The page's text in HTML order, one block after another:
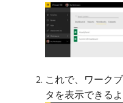
これで、ワーク
タを表示できる